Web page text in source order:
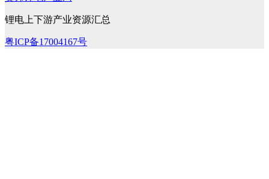
锂电上下游产业资源汇总
粤ICP备17004167号